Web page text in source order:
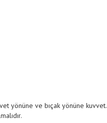
yönüne ve bıçak yönüne kuvvet.